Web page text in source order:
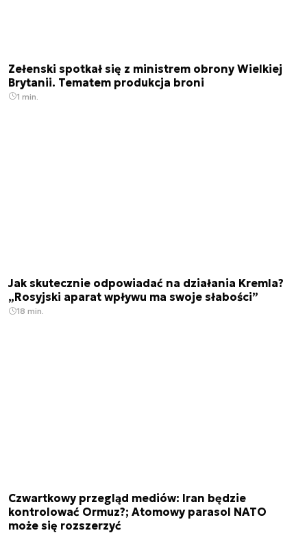
Zełenski spotkał się z ministrem obrony Wielkiej
Brytanii. Tematem produkcja broni
1 min.
Jak skutecznie odpowiadać na działania Kremla?
„Rosyjski aparat wpływu ma swoje słabości”
18 min.
Czwartkowy przegląd mediów: Iran będzie
kontrolować Ormuz?; Atomowy parasol NATO
może się rozszerzyć